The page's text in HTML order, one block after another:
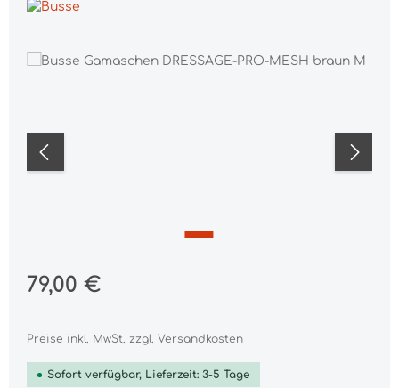
Bildergalerie überspringen
Regulärer Preis:
79,00 €
Preise inkl. MwSt. zzgl. Versandkosten
Sofort verfügbar, Lieferzeit: 3-5 Tage